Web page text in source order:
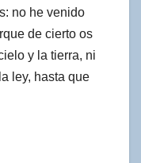
no he venido
de cierto os
y la tierra, ni
ley, hasta que